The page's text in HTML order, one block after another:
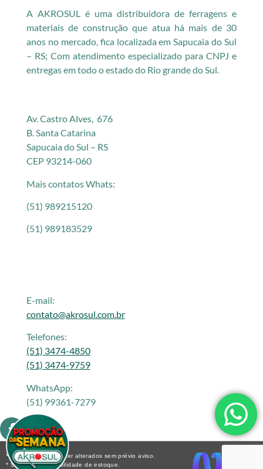
A AKROSUL é uma distribuidora de ferragens e
materiais de construção que atua há mais de 30
anos no mercado, fica localizada em Sapucaia do Sul
– RS; Com atendimento especializado para CNPJ e
entregas em todo o estado do Rio grande do Sul.
Av. Castro Alves, 676
B. Santa Catarina
Sapucaia do Sul – RS
CEP 93214-060
Mais contatos Whats:
(51) 989215120
(51) 989183529
E-mail:
contato@akrosul.com.br
Telefones:
(51) 3474-4850
(51) 3474-9759
WhatsApp:
(51) 99361-7279
* Os preços podem ser alterados sem prévio aviso.
* Sujeito a disponibilidade de estoque.